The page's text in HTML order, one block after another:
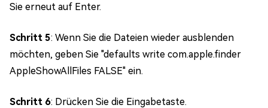
Sie erneut auf Enter.
Schritt 5: Wenn Sie die Dateien wieder ausblenden
möchten, geben Sie "defaults write com.apple.finder
AppleShowAllFiles FALSE" ein.
Schritt 6: Drücken Sie die Eingabetaste.